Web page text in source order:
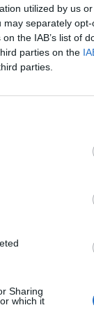
utilized by us
may separately
the IAB’s list of
parties on the
parties.
Sharing
which it
εργασίας
σε
σταθερή και